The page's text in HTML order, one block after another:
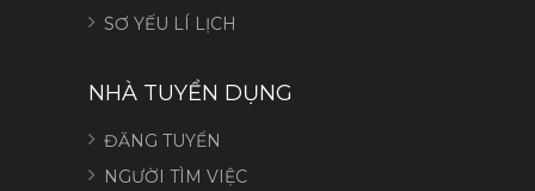
SƠ YẾU LÍ LỊCH
NHÀ TUYỂN DỤNG
ĐĂNG TUYỂN
NGƯỜI TÌM VIỆC